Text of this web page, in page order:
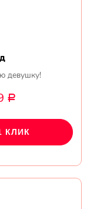
девушку!
Р
КЛИК